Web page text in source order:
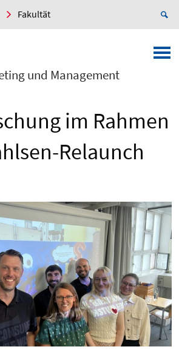
Fakultät
und Management
im Rahmen
Relaunch